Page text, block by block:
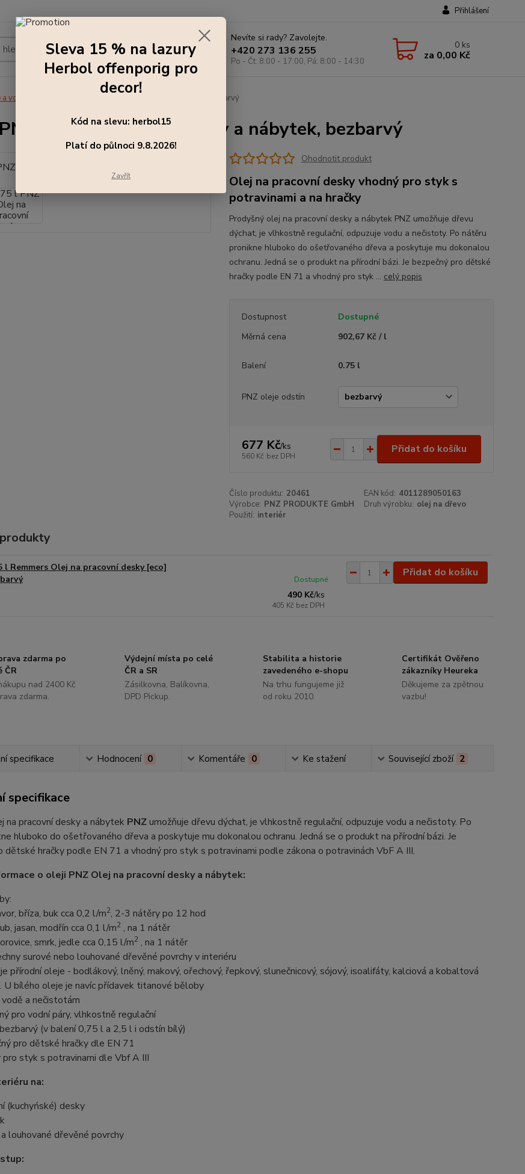
Přihlášení
Hledat
Nevíte si rady? Zavolejte.
+420 273 136 255
Po - Čt: 8:00 - 17:00, Pá: 8:00 - 14:30
0 ks
za 0,00 Kč
vosky 0,75 l PNZ Olej na pracovní desky a nábytek, bezbarvý
Olej na pracovní desky a nábytek, bezbarvý
Ohodnotit produkt
Olej na pracovní desky vhodný pro styk s
potravinami a na hračky
Prodyšný olej na pracovní desky a nábytek PNZ umožňuje dřevu
dýchat, je vlhkostně regulační, odpuzuje vodu a nečistoty. Po nátěru
pronikne hluboko do ošetřovaného dřeva a poskytuje mu dokonalou
ochranu. Jedná se o produkt na přírodní bázi. Je bezpečný pro dětské
hračky podle EN 71 a vhodný pro styk ... celý popis
Dostupnost
Dostupné
Měrná cena
902,67 Kč / l
Balení 0.75 l
PNZ oleje odstín
677 Kč/ks
560 Kč bez DPH
Přidat do košíku
Číslo produktu: 20461 EAN kód: 4011289050163
Výrobce: PNZ PRODUKTE GmbH Druh výrobku: olej na dřevo
Použití: interiér
l Remmers Olej na pracovní desky [eco]
490 Kč/ks
405 Kč bez DPH
Dostupné
Přidat do košíku
zdarma po
ČR
nad 2400 Kč
zdarma.
Výdejní místa po celé
ČR a SR
Zásilkovna, Balíkovna,
DPD Pickup.
Stabilita a historie
zavedeného e-shopu
Na trhu fungujeme již
od roku 2010.
Certifikát Ověřeno
zákazníky Heureka
Děkujeme za zpětnou
vazbu!
specifikace Hodnocení 0 Komentáře 0 Ke stažení Související zboží 2
specifikace
na pracovní desky a nábytek PNZumožňuje dřevu dýchat, je vlhkostně regulační, odpuzuje vodu a nečistoty. Po
hluboko do ošetřovaného dřeva a poskytuje mu dokonalou ochranu. Jedná se o produkt na přírodní bázi. Je
dětské hračky podle EN 71 a vhodný pro styk s potravinami podle zákona o potravinách VbF A III.
o oleji PNZ Olej na pracovní desky a nábytek:
bříza, buk cca 0,2 l/m2, 2-3 nátěry po 12 hod
jasan, modřín cca 0,1 l/m2, na 1 nátěr
smrk, jedle cca 0,15 l/m2, na 1 nátěr
surové nebo louhované dřevěné povrchy v interiéru
přírodní oleje - bodlákový, lněný, makový, ořechový, řepkový, slunečnicový, sójový, isoalifáty, kalciová a kobaltová
U bílého oleje je navíc přídavek titanové běloby
a nečistotám
pro vodní páry, vlhkostně regulační
(v balení 0,75 l a 2,5 l i odstín bílý)
pro dětské hračky dle EN 71
pro styk s potravinami dle Vbf A III
na:
(kuchyńské) desky
louhované dřevěné povrchy
Sleva 15 % na lazury
Herbol offenporig pro
decor!
Kód na slevu: herbol15
Platí do půlnoci 9.8.2026!
Zavřít